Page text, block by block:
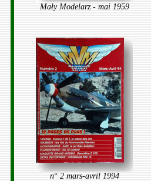
Mały Modelarz - mai 1959
n° 2 mars-avril 1994